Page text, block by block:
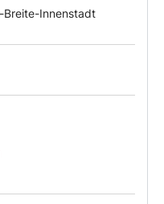
Breite-Innenstadt